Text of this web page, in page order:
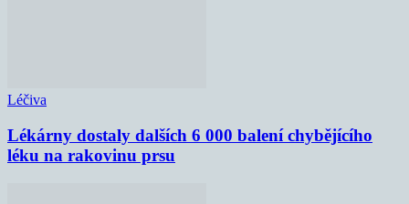
Léčiva
Lékárny dostaly dalších 6 000 balení chybějícího
léku na rakovinu prsu